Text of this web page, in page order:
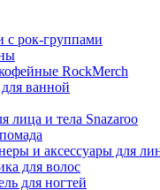
с рок-группами
RockMerch
ванной
лица и тела Snazaroo
и аксессуары для
для волос
для ногтей